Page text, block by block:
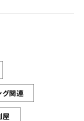
グ関連
屋